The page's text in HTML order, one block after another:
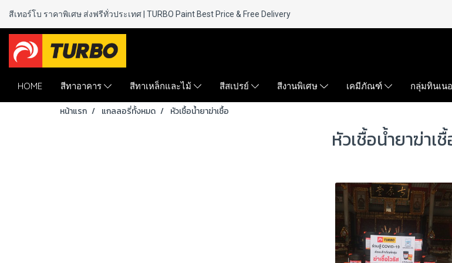
สีเทอร์โบ ราคาพิเศษ ส่งฟรีทั่วประเทศ | TURBO PaintBest Price & Free Delivery
HOME สีทาอาคาร สีทาเหล็กและไม้ สีสเปรย์ สีงานพิเศษ เคมีภัณฑ์ กลุ่มทินเน
หน้าแรก แกลลอรี่ทั้งหมด หัวเชื้อน้ำยาฆ่าเชื้อ
หัวเชื้อน้ำยาฆ่าเ